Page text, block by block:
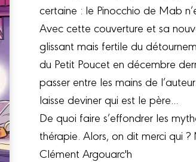
certaine : le Pinocchio de Mab
Avec cette couverture et sa
glissant mais fertile du
du Petit Poucet en décembre
passer entre les mains de
laisse deviner qui est le père...
De quoi faire s’effondrer les
thérapie. Alors, on dit merci qui
Clément Argouarc'h